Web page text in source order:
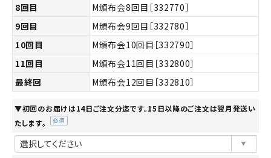
8回目
M頒布会8回目［332770］
9回目
M頒布会9回目［332780］
10回目
M頒布会10回目［332790］
11回目
M頒布会11回目［332800］
最終回
M頒布会12回目［332810］
▼初回のお届けは14日ご注文分迄です。15日以降のご注文は翌月発送い
たします。
須)